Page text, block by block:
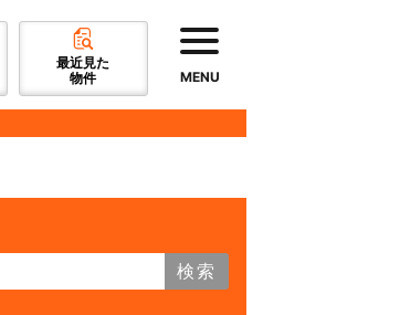
最近見た
物件
MENU
検索